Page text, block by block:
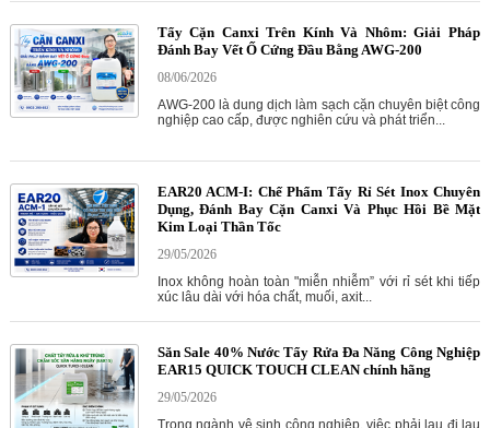
Tẩy Cặn Canxi Trên Kính Và Nhôm: Giải Pháp
Đánh Bay Vết Ố Cứng Đầu Bằng AWG-200
08/06/2026
AWG-200 là dung dịch làm sạch cặn chuyên biệt công
nghiệp cao cấp, được nghiên cứu và phát triển...
EAR20 ACM-I: Chế Phẩm Tẩy Rỉ Sét Inox Chuyên
Dụng, Đánh Bay Cặn Canxi Và Phục Hồi Bề Mặt
Kim Loại Thần Tốc
29/05/2026
Inox không hoàn toàn "miễn nhiễm” với rỉ sét khi tiếp
xúc lâu dài với hóa chất, muối, axit...
Săn Sale 40% Nước Tẩy Rửa Đa Năng Công Nghiệp
EAR15 QUICK TOUCH CLEAN chính hãng
29/05/2026